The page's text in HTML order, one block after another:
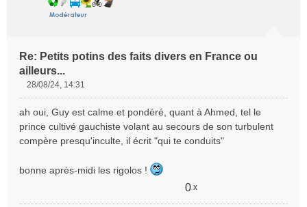
Re: Petits potins des faits divers en France ou
ailleurs...
s
s
a
e
n
28/08/24, 14:31
ah oui, Guy est calme et pondéré, quant à Ahmed, tel le
prince cultivé gauchiste volant au secours de son turbulent
compère presqu'inculte, il écrit "qui te conduits"
bonne après-midi les rigolos !
0 x